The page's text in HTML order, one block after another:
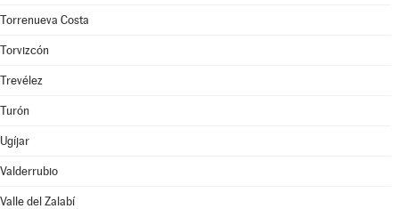
Torrenueva Costa
Torvizcón
Trevélez
Turón
Ugíjar
Valderrubio
Valle del Zalabí